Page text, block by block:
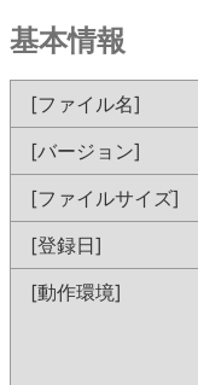
基本情報
[ファイル名]
[バージョン]
[ファイルサイズ]
[登録日]
[動作環境]